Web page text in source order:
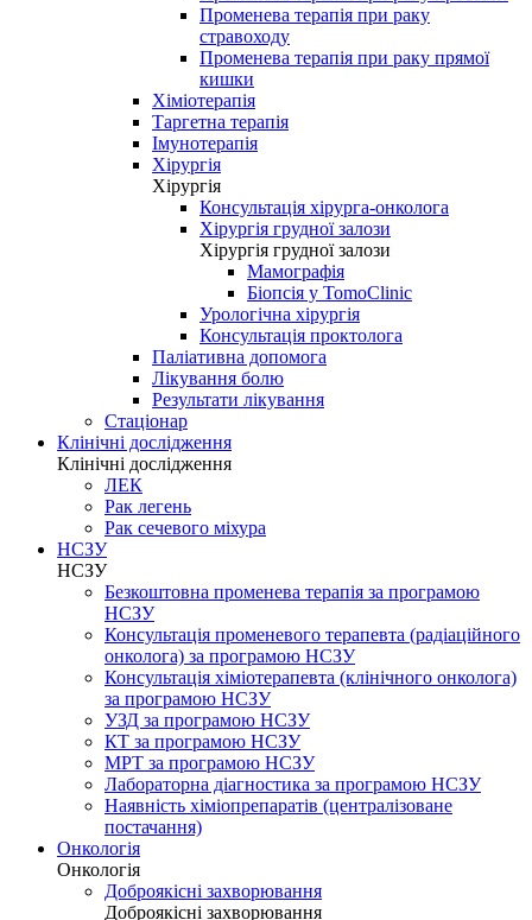
Променева терапія при раку
стравоходу
Променева терапія при раку прямої
кишки
Хіміотерапія
Таргетна терапія
Імунотерапія
Хірургія
Хірургія
Консультація хірурга-онколога
Хірургія грудної залози
Хірургія грудної залози
Мамографія
Біопсія у TomoClinic
Урологічна хірургія
Консультація проктолога
Паліативна допомога
Лікування болю
Результати лікування
Стаціонар
Клінічні дослідження
Клінічні дослідження
ЛЕК
Рак легень
Рак сечевого міхура
НСЗУ
НСЗУ
Безкоштовна променева терапія за програмою
НСЗУ
Консультація променевого терапевта (радіаційного
онколога) за програмою НСЗУ
Консультація хіміотерапевта (клінічного онколога)
за програмою НСЗУ
УЗД за програмою НСЗУ
КТ за програмою НСЗУ
МРТ за програмою НСЗУ
Лабораторна діагностика за програмою НСЗУ
Наявність хіміопрепаратів (централізоване
постачання)
Онкологія
Онкологія
Доброякісні захворювання
Доброякісні захворювання